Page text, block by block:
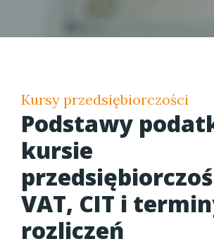
Kursy przedsiębiorczości
Podstawy
kursie
VAT, CIT i
rozliczeń